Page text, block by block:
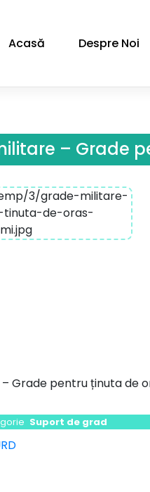
Acasă Despre Noi
– Grade
Grade pentru ținuta de
Suport de grad